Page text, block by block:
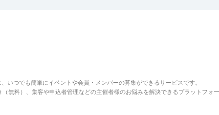
いつでも簡単にイベントや会員・メンバーの募集ができるサービスです。
無料）、集客や申込者管理などの主催者様のお悩みを解決できるプラットフォー